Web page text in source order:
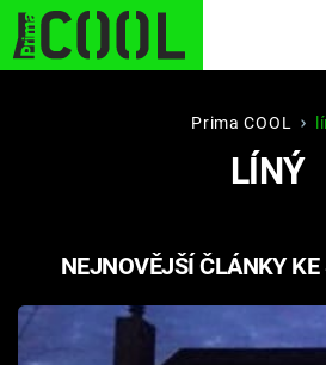
BUFFY,
AVENGERS
Témata
Prima COOL
LÍNÝ
NEJNOVĚJŠÍ ČLÁNKY KE